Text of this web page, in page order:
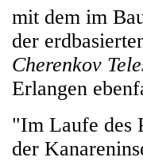
mit dem im
der
Cherenkov
Erlangen
"Im Laufe des
der